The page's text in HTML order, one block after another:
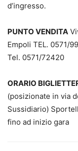
d’ingresso.
PUNTO VENDITA
Empoli TEL. 0571/
Tel. 0571/72420
ORARIO
(posizionate in via
Sussidiario)
fino ad inizio gara